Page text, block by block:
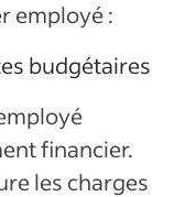
employé :
budgétaires
financier.
les charges